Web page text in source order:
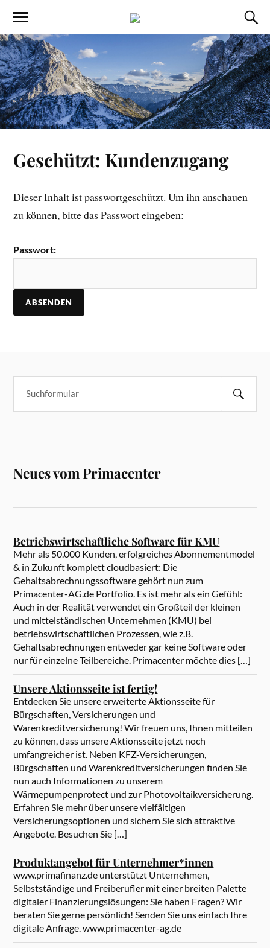
Geschützt: Kundenzugang
Dieser Inhalt ist passwortgeschützt. Um ihn anschauen
zu können, bitte das Passwort eingeben:
Passwort:
Neues vom Primacenter
Betriebswirtschaftliche Software für KMU
Mehr als 50.000 Kunden, erfolgreiches Abonnementmodel
& in Zukunft komplett cloudbasiert: Die
Gehaltsabrechnungssoftware gehört nun zum
Primacenter-AG.de Portfolio. Es ist mehr als ein Gefühl:
Auch in der Realität verwendet ein Großteil der kleinen
und mittelständischen Unternehmen (KMU) bei
betriebswirtschaftlichen Prozessen, wie z.B.
Gehaltsabrechnungen entweder gar keine Software oder
nur für einzelne Teilbereiche. Primacenter möchte dies […]
Unsere Aktionsseite ist fertig!
Entdecken Sie unsere erweiterte Aktionsseite für
Bürgschaften, Versicherungen und
Warenkreditversicherung! Wir freuen uns, Ihnen mitteilen
zu können, dass unsere Aktionsseite jetzt noch
umfangreicher ist. Neben KFZ-Versicherungen,
Bürgschaften und Warenkreditversicherungen finden Sie
nun auch Informationen zu unserem
Wärmepumpenprotect und zur Photovoltaikversicherung.
Erfahren Sie mehr über unsere vielfältigen
Versicherungsoptionen und sichern Sie sich attraktive
Angebote. Besuchen Sie […]
Produktangebot für Unternehmer*innen
www.primafinanz.de unterstützt Unternehmen,
Selbstständige und Freiberufler mit einer breiten Palette
digitaler Finanzierungslösungen: Sie haben Fragen? Wir
beraten Sie gerne persönlich! Senden Sie uns einfach Ihre
digitale Anfrage. www.primacenter-ag.de